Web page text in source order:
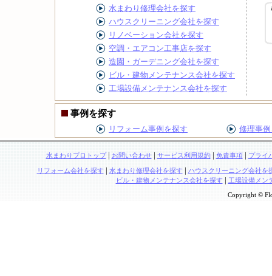
水まわり修理会社を探す
ハウスクリーニング会社を探す
リノベーション会社を探す
空調・エアコン工事店を探す
造園・ガーデニング会社を探す
ビル・建物メンテナンス会社を探す
工場設備メンテナンス会社を探す
事例を探す
リフォーム事例を探す 修理事
水まわりプロトップ| お問い合わせ| サービス利用規約| 免責事項| プライ
リフォーム会社を探す | 水まわり修理会社を探す | ハウスクリーニング会社を
ビル・建物メンテナンス会社を探す| 工場設備メン
Copyright ©